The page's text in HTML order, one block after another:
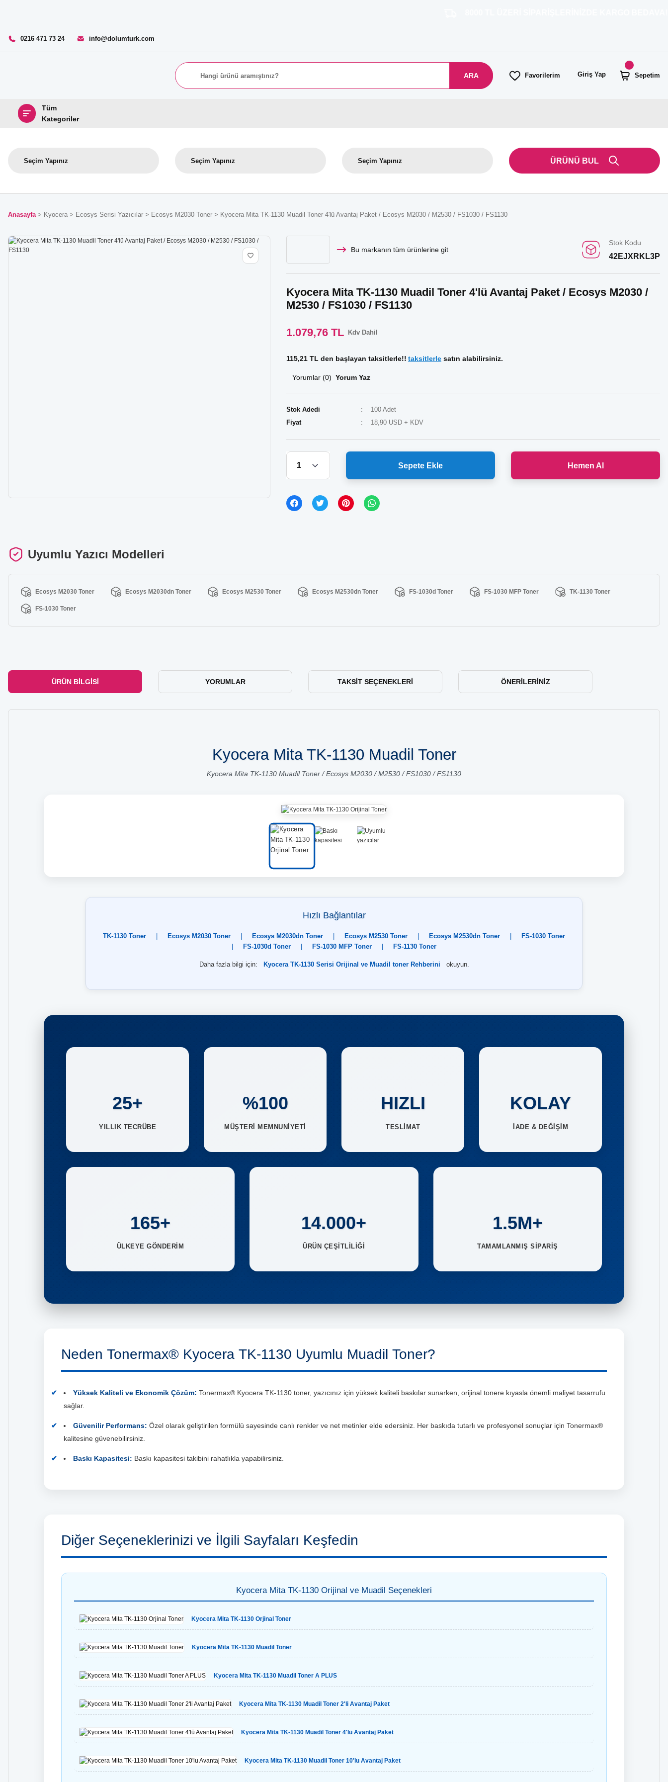
0216 471 73 24 info@dolumturk.com
ARA Favorilerim Giriş Yap Sepetim
Tüm
Kategoriler
ÜRÜNÜ BUL
Anasayfa Kyocera Ecosys Serisi Yazıcılar Ecosys M2030 Toner Kyocera Mita TK-1130 Muadil Toner 4'lü Avantaj Paket / Ecosys M2030 / M2530 / FS1030 / FS1130
Bu markanın tüm ürünlerine git
Stok Kodu
42EJXRKL3P
Kyocera Mita TK-1130 Muadil Toner 4'lü Avantaj Paket / Ecosys M2030 /
M2530 / FS1030 / FS1130
1.079,76 TL Kdv Dahil
115,21 TL den başlayan taksitlerle!! taksitlerle satın alabilirsiniz.
Yorumlar (0) Yorum Yaz
Stok Adedi
100 Adet
Fiyat
18,90 USD + KDV
Sepete Ekle Hemen Al
Uyumlu Yazıcı Modelleri
Ecosys M2030 Toner Ecosys M2030dn Toner Ecosys M2530 Toner Ecosys M2530dn Toner FS-1030d Toner FS-1030 MFP Toner TK-1130 Toner
FS-1030 Toner
ÜRÜN BILGISI YORUMLAR TAKSIT SEÇENEKLERI ÖNERILERINIZ
Kyocera Mita TK-1130 Muadil Toner
Kyocera Mita TK-1130 Muadil Toner / Ecosys M2030 / M2530 / FS1030 / FS1130
Hızlı Bağlantılar
TK-1130 Toner Ecosys M2030 Toner Ecosys M2030dn Toner Ecosys M2530 Toner Ecosys M2530dn Toner
FS-1030 Toner
FS-1030d Toner FS-1030 MFP Toner FS-1130 Toner
Daha fazla bilgi için: Kyocera TK-1130 Serisi Orijinal ve Muadil toner Rehberini okuyun.
25+
YILLIK TECRÜBE
%100
MÜŞTERİ MEMNUNİYETİ
HIZLI
TESLİMAT
KOLAY
İADE & DEĞİŞİM
165+
ÜLKEYE GÖNDERİM
14.000+
ÜRÜN ÇEŞİTLİLİĞİ
1.5M+
TAMAMLANMIŞ SİPARİŞ
Neden Tonermax® Kyocera TK-1130 Uyumlu Muadil Toner?
Yüksek Kaliteli ve Ekonomik Çözüm: Tonermax® Kyocera TK-1130 toner, yazıcınız için yüksek kaliteli baskılar sunarken, orijinal tonere kıyasla önemli maliyet tasarrufu
sağlar.
Güvenilir Performans: Özel olarak geliştirilen formülü sayesinde canlı renkler ve net metinler elde edersiniz. Her baskıda tutarlı ve profesyonel sonuçlar için Tonermax®
kalitesine güvenebilirsiniz.
Baskı Kapasitesi: Baskı kapasitesi takibini rahatlıkla yapabilirsiniz.
Diğer Seçeneklerinizi ve İlgili Sayfaları Keşfedin
Kyocera Mita TK-1130 Orijinal ve Muadil Seçenekleri
Kyocera Mita TK-1130 Orjinal Toner
Kyocera Mita TK-1130 Muadil Toner
Kyocera Mita TK-1130 Muadil Toner A PLUS
Kyocera Mita TK-1130 Muadil Toner 2'li Avantaj Paket
Kyocera Mita TK-1130 Muadil Toner 4'lü Avantaj Paket
Kyocera Mita TK-1130 Muadil Toner 10'lu Avantaj Paket